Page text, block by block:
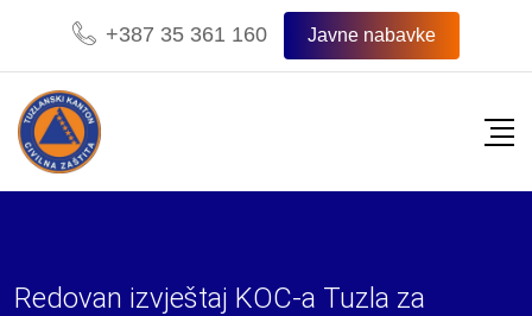
content
+387 35 361 160 Javne nabavke
Redovan izvještaj KOC-a Tuzla za